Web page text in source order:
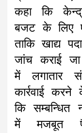
कहा कि
बजट के लिए
ताकि खाद्य
जांच कराई
में लगातार
कार्रवाई
कि सम्बन्धित
में मजबूत